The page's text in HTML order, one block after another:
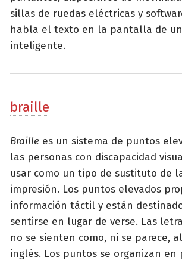
sillas de ruedas eléctricas y
habla el texto en la pantalla de
inteligente.
braille
Braille es un sistema de puntos
las personas con discapacidad
usar como un tipo de sustituto de
impresión. Los puntos elevados
información táctil y están
sentirse en lugar de verse. Las
no se sienten como, ni se parece,
inglés. Los puntos se organizan en